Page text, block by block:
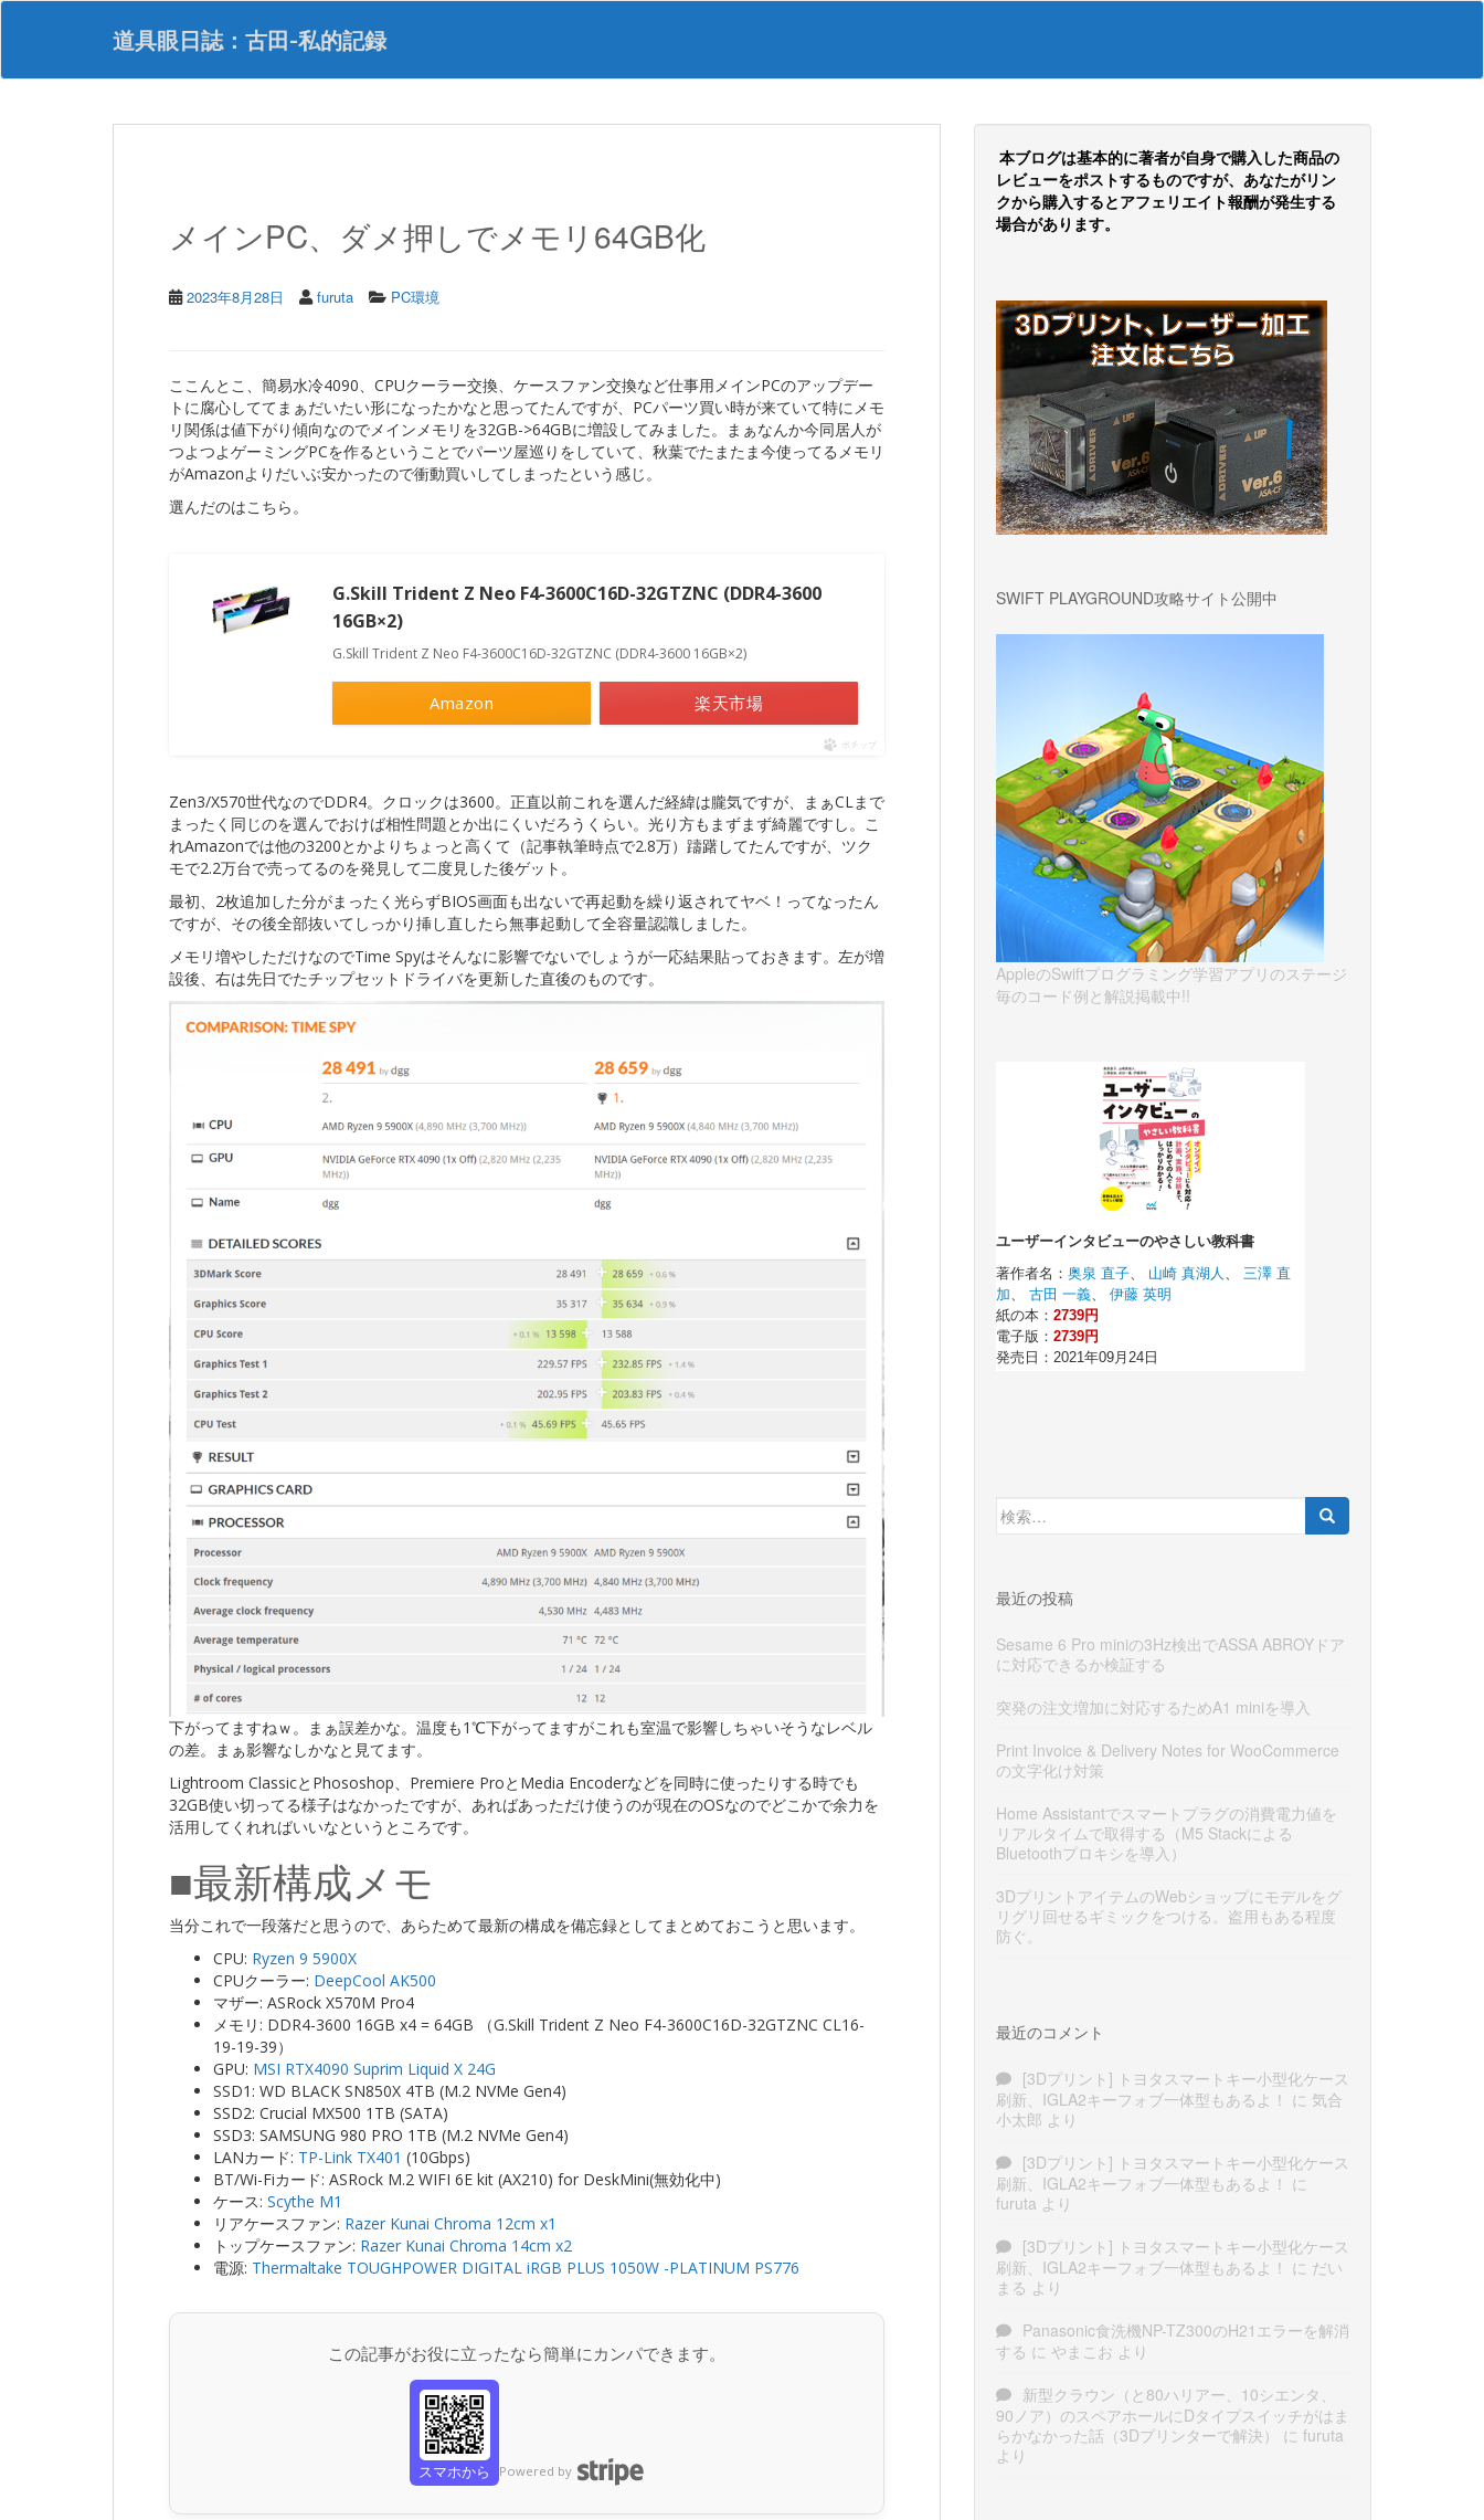
S
p
道具眼日誌：古田-私的記録
メインPC、ダメ押しでメモリ64GB化
2023年8月28日 furuta PC環境
ここんとこ、簡易水冷4090、CPUクーラー交換、ケースファン交換など仕事用メインPCのアップデー
トに腐心しててまぁだいたい形になったかなと思ってたんですが、PCパーツ買い時が来ていて特にメモ
リ関係は値下がり傾向なのでメインメモリを32GB->64GBに増設してみました。まぁなんか今同居人が
つよつよゲーミングPCを作るということでパーツ屋巡りをしていて、秋葉でたまたま今使ってるメモリ
がAmazonよりだいぶ安かったので衝動買いしてしまったという感じ。
選んだのはこちら。
G.Skill Trident Z Neo F4-3600C16D-32GTZNC (DDR4-3600
16GB×2)
G.Skill Trident Z Neo F4-3600C16D-32GTZNC (DDR4-3600 16GB×2)
Amazon 楽天市場
ポチップ
Zen3/X570世代なのでDDR4。クロックは3600。正直以前これを選んだ経緯は朧気ですが、まぁCLまで
まったく同じのを選んでおけば相性問題とか出にくいだろうくらい。光り方もまずまず綺麗ですし。こ
れAmazonでは他の3200とかよりちょっと高くて（記事執筆時点で2.8万）躊躇してたんですが、ツク
モで2.2万台で売ってるのを発見して二度見した後ゲット。
最初、2枚追加した分がまったく光らずBIOS画面も出ないで再起動を繰り返されてヤベ！ってなったん
ですが、その後全部抜いてしっかり挿し直したら無事起動して全容量認識しました。
メモリ増やしただけなのでTime Spyはそんなに影響でないでしょうが一応結果貼っておきます。左が増
設後、右は先日でたチップセットドライバを更新した直後のものです。
下がってますねｗ。まぁ誤差かな。温度も1℃下がってますがこれも室温で影響しちゃいそうなレベル
の差。まぁ影響なしかなと見てます。
Lightroom ClassicとPhososhop、Premiere ProとMedia Encoderなどを同時に使ったりする時でも
32GB使い切ってる様子はなかったですが、あればあっただけ使うのが現在のOSなのでどこかで余力を
活用してくれればいいなというところです。
■最新構成メモ
当分これで一段落だと思うので、あらためて最新の構成を備忘録としてまとめておこうと思います。
CPU: Ryzen 9 5900X
CPUクーラー: DeepCool AK500
マザー: ASRock X570M Pro4
メモリ: DDR4-3600 16GB x4 = 64GB （G.Skill Trident Z Neo F4-3600C16D-32GTZNC CL16-
19-19-39）
GPU: MSI RTX4090 Suprim Liquid X 24G
SSD1: WD BLACK SN850X 4TB (M.2 NVMe Gen4)
SSD2: Crucial MX500 1TB (SATA)
SSD3: SAMSUNG 980 PRO 1TB (M.2 NVMe Gen4)
LANカード: TP-Link TX401 (10Gbps)
BT/Wi-Fiカード: ASRock M.2 WIFI 6E kit (AX210) for DeskMini(無効化中)
ケース: Scythe M1
リアケースファン: Razer Kunai Chroma 12cm x1
トップケースファン: Razer Kunai Chroma 14cm x2
電源: Thermaltake TOUGHPOWER DIGITAL iRGB PLUS 1050W -PLATINUM PS776
この記事がお役に立ったなら簡単にカンパできます。
スマホから Powered by
本ブログは基本的に著者が自身で購入した商品の
レビューをポストするものですが、あなたがリン
クから購入するとアフェリエイト報酬が発生する
場合があります。
SWIFT PLAYGROUND攻略サイト公開中
AppleのSwiftプログラミング学習アプリのステージ
毎のコード例と解説掲載中!!
検
索:
最近の投稿
Sesame 6 Pro miniの3Hz検出でASSA ABROYドア
に対応できるか検証する
突発の注文増加に対応するためA1 miniを導入
Print Invoice & Delivery Notes for WooCommerce
の文字化け対策
Home Assistantでスマートプラグの消費電力値を
リアルタイムで取得する（M5 Stackによる
Bluetoothプロキシを導入）
3DプリントアイテムのWebショップにモデルをグ
リグリ回せるギミックをつける。盗用もある程度
防ぐ。
最近のコメント
[3Dプリント] トヨタスマートキー小型化ケース
刷新、IGLA2キーフォブ一体型もあるよ！ に 気合
小太郎 より
[3Dプリント] トヨタスマートキー小型化ケース
刷新、IGLA2キーフォブ一体型もあるよ！ に
furuta より
[3Dプリント] トヨタスマートキー小型化ケース
刷新、IGLA2キーフォブ一体型もあるよ！ に だい
まる より
Panasonic食洗機NP-TZ300のH21エラーを解消
する に やまこお より
新型クラウン（と80ハリアー、10シエンタ、
90ノア）のスペアホールにDタイプスイッチがはま
らかなかった話（3Dプリンターで解決）
に furuta
より